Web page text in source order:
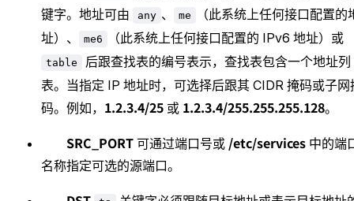
键字。地址可由
any 、 me
（此系统上任何接口配置的
址）、
me6 （此系统上任何接口配置的 IPv6 地址）或
table
后跟查找表的编号表示，查找表包含一个地址列
表。当指定 IP 地址时，可选择后跟其 CIDR 掩码或子网
码。例如， 1.2.3.4/25 或 1.2.3.4/255.255.255.128。
SRC_PORT 可通过端口号或 /etc/services 中的端
名称指定可选的源端口。